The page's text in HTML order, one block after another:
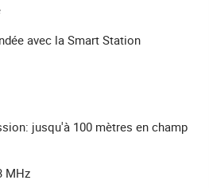
avec la Smart Station
jusqu'à 100 mètres en champ
MHz